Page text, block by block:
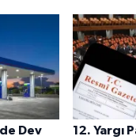
Dev
12. Yargı